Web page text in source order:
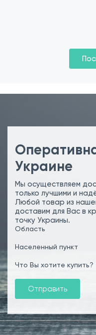
Украине
Мы осуществляем
только лучшими и
Любой товар из
доставим для Вас в
точку Украины.
Область
Населенный пункт
Что Вы хотите купить?
Отправить